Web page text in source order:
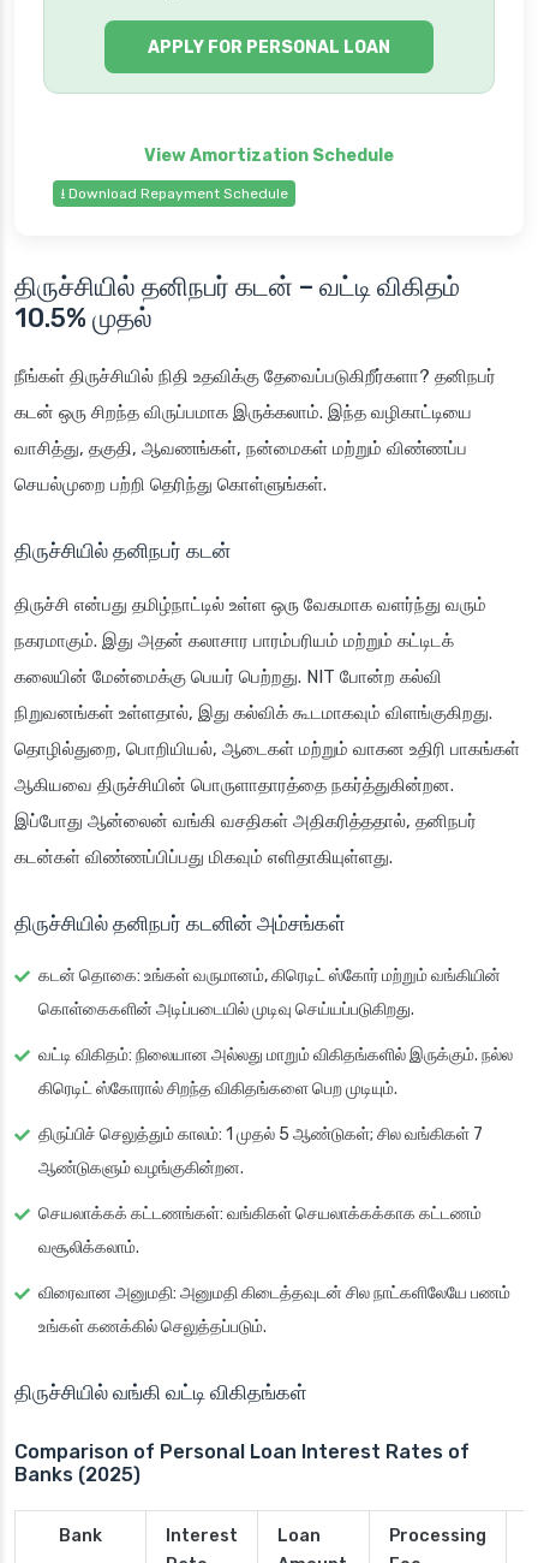
APPLY FOR PERSONAL LOAN
⭳ Download Repayment Schedule
திருச்சியில் தனிநபர் கடன் – வட்டி விகிதம்
10.5% முதல்
நீங்கள் திருச்சியில் நிதி உதவிக்கு தேவைப்படுகிறீர்களா? தனிநபர்
கடன் ஒரு சிறந்த விருப்பமாக இருக்கலாம். இந்த வழிகாட்டியை
வாசித்து, தகுதி, ஆவணங்கள், நன்மைகள் மற்றும் விண்ணப்ப
செயல்முறை பற்றி தெரிந்து கொள்ளுங்கள்.
திருச்சியில் தனிநபர் கடன்
திருச்சி என்பது தமிழ்நாட்டில் உள்ள ஒரு வேகமாக வளர்ந்து வரும்
நகரமாகும். இது அதன் கலாசார பாரம்பரியம் மற்றும் கட்டிடக்
கலையின் மேன்மைக்கு பெயர் பெற்றது. NIT போன்ற கல்வி
நிறுவனங்கள் உள்ளதால், இது கல்விக் கூடமாகவும் விளங்குகிறது.
தொழில்துறை, பொறியியல், ஆடைகள் மற்றும் வாகன உதிரி பாகங்கள்
ஆகியவை திருச்சியின் பொருளாதாரத்தை நகர்த்துகின்றன.
இப்போது ஆன்லைன் வங்கி வசதிகள் அதிகரித்ததால், தனிநபர்
கடன்கள் விண்ணப்பிப்பது மிகவும் எளிதாகியுள்ளது.
திருச்சியில் தனிநபர் கடனின் அம்சங்கள்
கடன் தொகை: உங்கள் வருமானம், கிரெடிட் ஸ்கோர் மற்றும் வங்கியின்
கொள்கைகளின் அடிப்படையில் முடிவு செய்யப்படுகிறது.
வட்டி விகிதம்: நிலையான அல்லது மாறும் விகிதங்களில் இருக்கும். நல்ல
கிரெடிட் ஸ்கோரால் சிறந்த விகிதங்களை பெற முடியும்.
திருப்பிச் செலுத்தும் காலம்: 1 முதல் 5 ஆண்டுகள்; சில வங்கிகள் 7
ஆண்டுகளும் வழங்குகின்றன.
செயலாக்கக் கட்டணங்கள்: வங்கிகள் செயலாக்கக்காக கட்டணம்
வசூலிக்கலாம்.
விரைவான அனுமதி: அனுமதி கிடைத்தவுடன் சில நாட்களிலேயே பணம்
உங்கள் கணக்கில் செலுத்தப்படும்.
திருச்சியில் வங்கி வட்டி விகிதங்கள்
Comparison of Personal Loan Interest Rates of
Banks (2025)
Bank
Interest
Loan
Processing